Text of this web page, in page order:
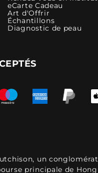
eCarte Cadeau
Art d'Offrir
Échantillons
Diagnostic de peau
un conglomérat
principale de Hong